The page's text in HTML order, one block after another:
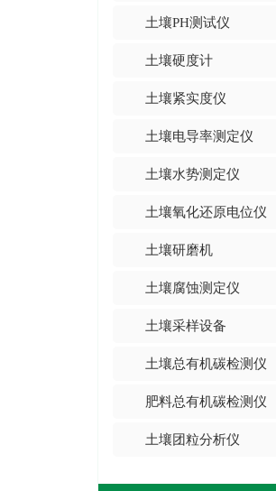
土壤PH测试仪
土壤硬度计
土壤紧实度仪
土壤电导率测定仪
土壤水势测定仪
土壤氧化还原电位仪
土壤研磨机
土壤腐蚀测定仪
土壤采样设备
土壤总有机碳检测仪
肥料总有机碳检测仪
土壤团粒分析仪